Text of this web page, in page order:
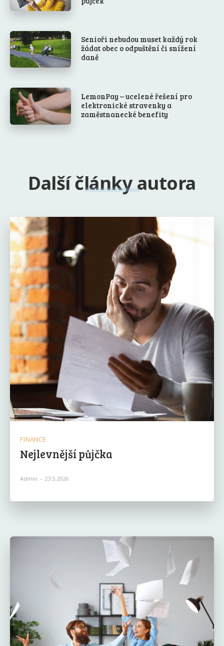
Senioři nebudou muset každý rok
žádat obec o odpuštění či snížení
daně
LemonPay – ucelené řešení pro
elektronické stravenky a
zaměstnanecké benefity
Další články autora
FINANCE
Nejlevnější půjčka
Admin - 23.5.2026